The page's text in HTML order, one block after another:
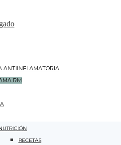
ANTIINFLAMATORIA
RM
RECETAS